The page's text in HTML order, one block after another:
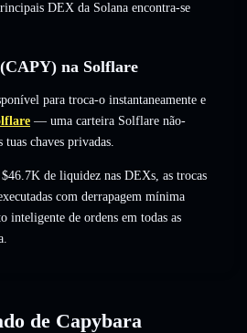
DEX da Solana encontra-se
na Solflare
para troca-o instantaneamente e
— uma carteira Solflare não-
chaves privadas.
de liquidez nas DEXs, as trocas
com derrapagem mínima
inteligente de ordens em todas as
de Capybara